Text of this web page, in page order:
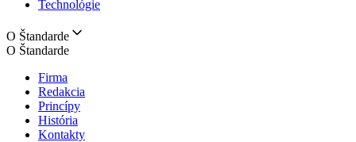
Technológie
O Štandarde
O Štandarde
Firma
Redakcia
Princípy
História
Kontakty